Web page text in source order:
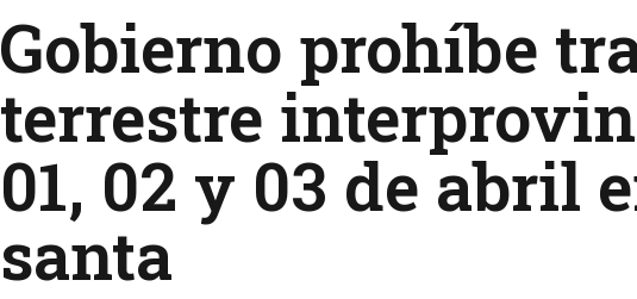
Gobierno prohíbe
terrestre
01, 02 y 03 de abril
santa